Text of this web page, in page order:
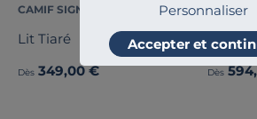
Personnaliser
Accepter et
CAMIF SIGNATURE
Lit Tiaré
Dès 349,00 €
CAMIF
Lit
Dès